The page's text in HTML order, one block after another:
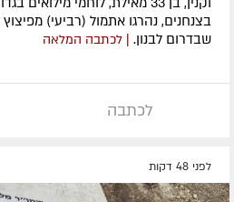
בצנחנים, נהרגו אתמול (רביעי)
שבדרום לבנון. | לכתבה המלאה
לכתבה
לפני 48 דקות